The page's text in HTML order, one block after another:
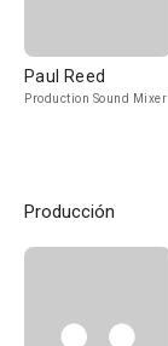
Paul Reed
Production Sound Mixer
Producción